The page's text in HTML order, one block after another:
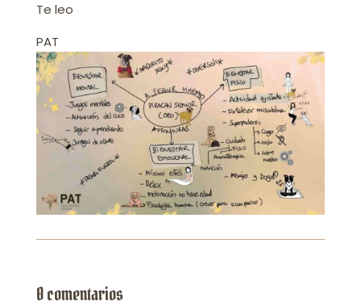
Te leo
PAT
0 comentarios